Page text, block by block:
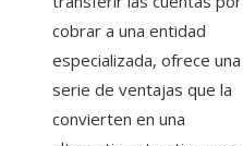
cobrar a una entidad
especializada, ofrece una
serie de ventajas que la
convierten en una